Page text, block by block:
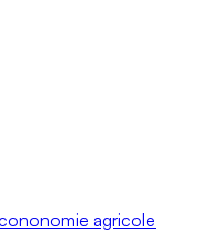
agricole